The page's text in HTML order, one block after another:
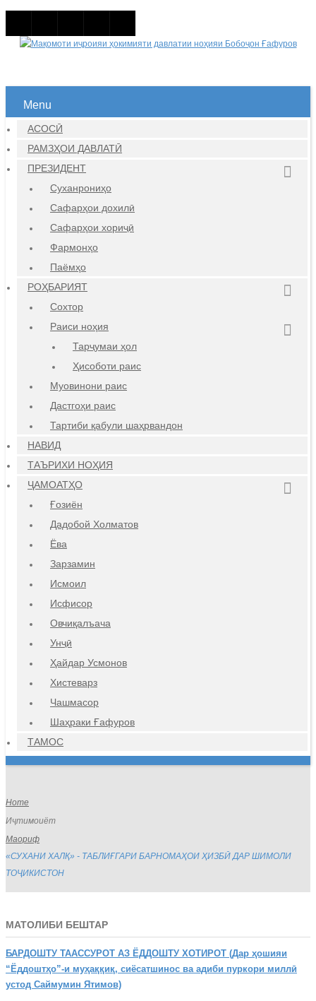
Menu
АСОСӢ
РАМЗҲОИ ДАВЛАТӢ
ПРЕЗИДЕНТ
Суханрониҳо
Сафарҳои дохилӣ
Сафарҳои хориҷӣ
Фармонҳо
Паёмҳо
РОҲБАРИЯТ
Сохтор
Раиси ноҳия
Тарҷумаи ҳол
Ҳисоботи раис
Муовинони раис
Дастгоҳи раис
Тартиби қабули шаҳрвандон
НАВИД
ТАЪРИХИ НОҲИЯ
ҶАМОАТҲО
Ғозиён
Дадобой Холматов
Ёва
Зарзамин
Исмоил
Исфисор
Овчиқалъача
Унҷӣ
Ҳайдар Усмонов
Хистеварз
Чашмасор
Шаҳраки Ғафуров
ТАМОС
Home
Иҷтимоиёт
Маориф
«СУХАНИ ХАЛҚ» - ТАБЛИҒГАРИ БАРНОМАҲОИ ҲИЗБӢ ДАР ШИМОЛИ
ТОҶИКИСТОН
МАТОЛИБИ БЕШТАР
БАРДОШТУ ТААССУРОТ АЗ ЁДДОШТУ ХОТИРОТ (Дар ҳошияи
“Ёддоштҳо”-и муҳаққиқ, сиёсатшинос ва адиби пуркори миллӣ
устод Саймумин Ятимов)